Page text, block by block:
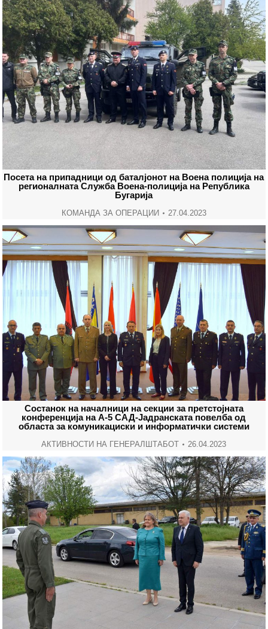
Посета на припадници од баталјонот на Воена полиција на
регионалната Служба Воена-полиција на Република
Бугарија
КОМАНДА ЗА ОПЕРАЦИИ 27.04.2023
Состанок на началници на секции за претстојната
конференција на А-5 САД-Јадранската повелба од
областа за комуникациски и информатички системи
АКТИВНОСТИ НА ГЕНЕРАЛШТАБОТ 26.04.2023